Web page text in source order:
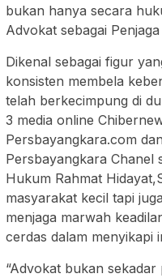
bukan hanya secara
Advokat sebagai
Dikenal sebagai figur
konsisten membela
telah berkecimpung di
3 media online
Persbayangkara.com
Persbayangkara Chanel
Hukum Rahmat
masyarakat kecil tapi
menjaga marwah
cerdas dalam menyikapi
“Advokat bukan